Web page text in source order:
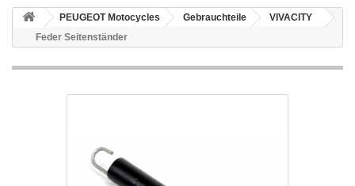
PEUGEOT Motocycles Gebrauchteile
VIVACITY
Feder Seitenständer